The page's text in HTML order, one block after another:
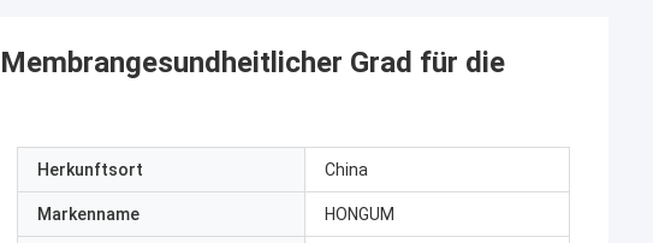
Grad für die
Herkunftsort China
Markenname HONGUM